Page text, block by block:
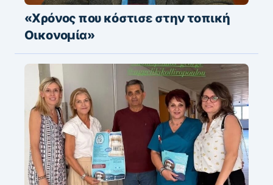
«Χρόνος που κόστισε στην τοπική
Οικονομία»